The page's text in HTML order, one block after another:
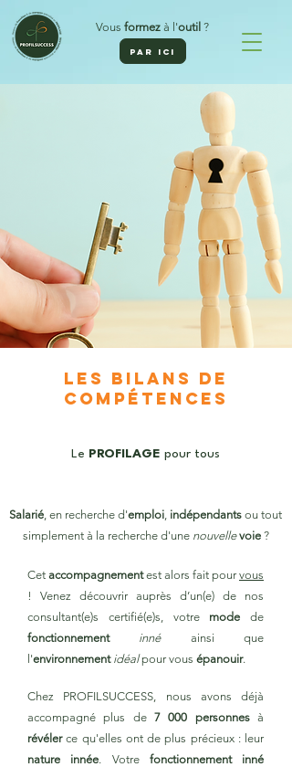
Vous formezà l'outil ?
PAR ICI
LES BILANS DE
COMPÉTENCES
Le PROFILAGE pour tous
Salarié, en recherche d'emploi, indépendants ou tout
simplement à la recherche d'une nouvelle voie?
Cet accompagnementest alors fait pour vous
! Venez découvrir auprès d’un(e) de nos
consultant(e)s certifié(e)s, votre mode de
fonctionnement
innéainsi que
l'environnement idéalpour vous épanouir.
Chez PROFILSUCCESS, nous avons déjà
accompagné plus de 7 000 personnesà
révélerce qu'elles ont de plus précieux : leur
nature innée. Votre fonctionnement
inné